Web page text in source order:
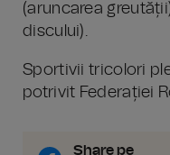
(aruncarea
discului).
Sportivii tricolori
potrivit Federației
Share pe